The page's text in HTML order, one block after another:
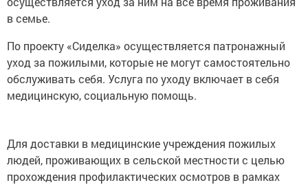
в семье.
По проекту «Сиделка» осуществляется патронажный
уход за пожилыми, которые не могут самостоятельно
обслуживать себя. Услуга по уходу включает в себя
медицинскую, социальную помощь.
Для доставки в медицинские учреждения пожилых
людей, проживающих в сельской местности с целью
прохождения профилактических осмотров в рамках